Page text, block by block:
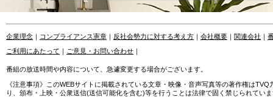
企業理念 ｜ コンプライアンス憲章 ｜ 反社会勢力に対する考え方 ｜ 会社概要 ｜ 関連会社 ｜
ご利用にあたって ｜ ご意見・お問い合わせ ｜
番組の放送時間や内容について、急遽変更する場合がございます。
《注意事項》このWEBサイトに掲載されている文章・映像・音声写真等の著作権は
り、頒布・上映・公衆送信(送信可能化を含む)等を行うことは法律で固く禁じられてい